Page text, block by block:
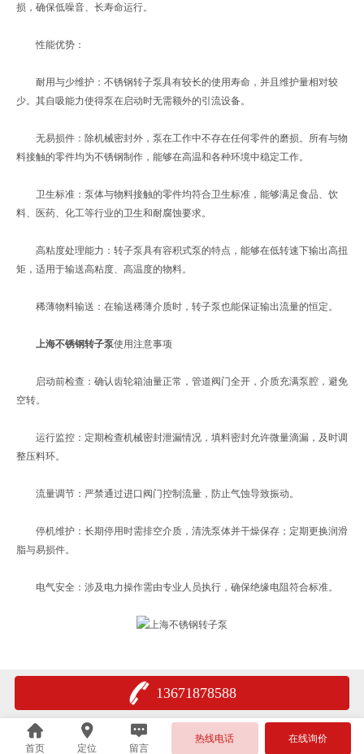
损，确保低噪音、长寿命运行。
性能优势：
耐用与少维护：不锈钢转子泵具有较长的使用寿命，并且维护量相对较
少。其自吸能力使得泵在启动时无需额外的引流设备。
无易损件：除机械密封外，泵在工作中不存在任何零件的磨损。所有与物
料接触的零件均为不锈钢制作，能够在高温和各种环境中稳定工作。
卫生标准：泵体与物料接触的零件均符合卫生标准，能够满足食品、饮
料、医药、化工等行业的卫生和耐腐蚀要求。
高粘度处理能力：转子泵具有容积式泵的特点，能够在低转速下输出高扭
矩，适用于输送高粘度、高温度的物料。
稀薄物料输送：在输送稀薄介质时，转子泵也能保证输出流量的恒定。
上海不锈钢转子泵使用注意事项
启动前检查：确认齿轮箱油量正常，管道阀门全开，介质充满泵腔，避免
空转。
运行监控：定期检查机械密封泄漏情况，填料密封允许微量滴漏，及时调
整压料环。
流量调节：严禁通过进口阀门控制流量，防止气蚀导致振动。
停机维护：长期停用时需排空介质，清洗泵体并干燥保存；定期更换润滑
脂与易损件。
电气安全：涉及电力操作需由专业人员执行，确保绝缘电阻符合标准。
13671878588
首页 定位 留言
热线电话 在线询价